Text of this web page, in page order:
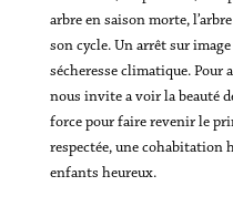
arbre en saison morte, l’arbre
son cycle. Un arrêt sur
sécheresse climatique.
nous invite a voir la beauté
force pour faire revenir le
respectée, une cohabitation
enfants heureux.